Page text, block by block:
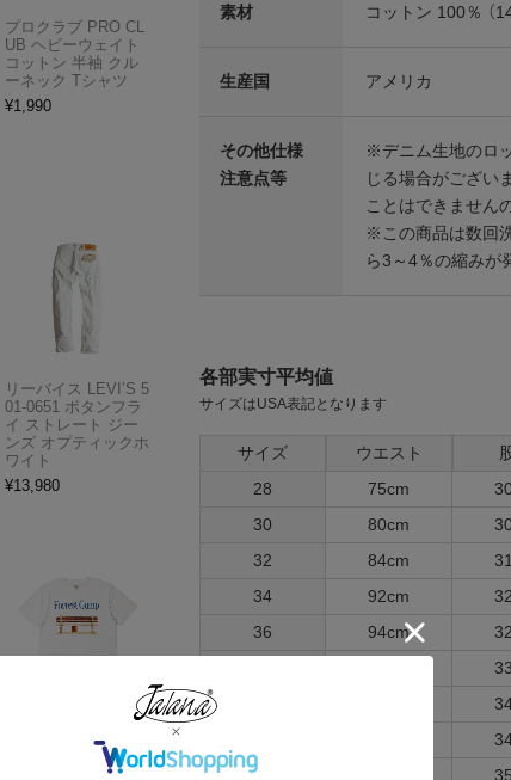
素材 コットン 100％ （
生産国 アメリカ
その他仕様
注意点等
※デニム生地のロ
じる場合がござい
ことはできません
※この商品は数回
ら3～4％の縮みが
各部実寸平均値
サイズはUSA表記となります
サイズ ウエスト
28
75cm
30
80cm
32
84cm
34
92cm
36
94cm
44
プロクラブ PRO CL
UB ヘビーウェイト
コットン 半袖 クル
ーネック Tシャツ
¥1,990
リーバイス LEVI’S 5
01-0651 ボタンフラ
イ ストレート ジー
ンズ オプティックホ
ワイト
¥13,980
アメリカンクラシッ
クス AMERICAN CL
ASSICS ムービーT